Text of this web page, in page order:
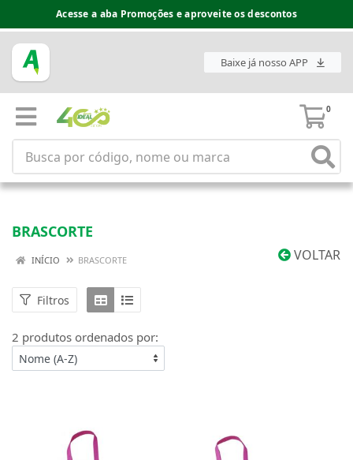
Acesse a aba Promoções e aproveite os descontos
Baixe já nosso APP
0
BRASCORTE
VOLTAR
INÍCIO BRASCORTE
Filtros
2 produtos ordenados por: